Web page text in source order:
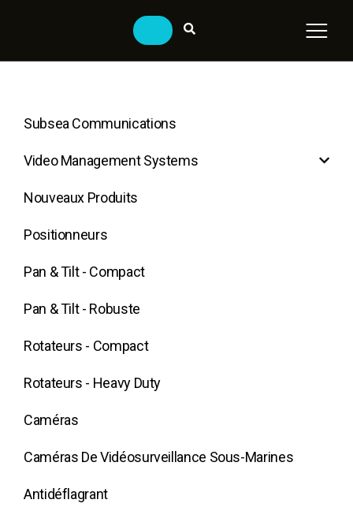
Subsea Communications
Video Management Systems
Nouveaux Produits
Positionneurs
Pan & Tilt - Compact
Pan & Tilt - Robuste
Rotateurs - Compact
Rotateurs - Heavy Duty
Caméras
Caméras De Vidéosurveillance Sous-Marines
Antidéflagrant